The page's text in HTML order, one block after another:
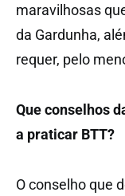
maravilhosas
da Gardunha,
requer, pelo
Que conselhos
a praticar BTT?
O conselho que